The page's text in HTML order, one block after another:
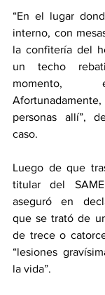
“En el lugar
interno, con
la confitería del
un techo
momento,
personas allí”,
caso.
Luego de que
titular del
aseguró en
que se trató de
de trece o
“lesiones
la vida”.